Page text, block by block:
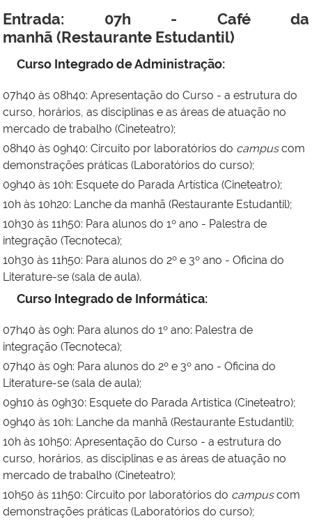
Entrada: 07h - Café da
manhã (Restaurante Estudantil)
Curso Integrado de Administração:
07h40 às 08h40: Apresentação do Curso - a estrutura do
curso, horários, as disciplinas e as áreas de atuação no
mercado de trabalho (Cineteatro);
08h40 às 09h40: Circuito por laboratórios do campuscom
demonstrações práticas (Laboratórios do curso);
09h40 às 10h: Esquete do Parada Artística (Cineteatro);
10h às 10h20: Lanche da manhã (Restaurante Estudantil);
10h30 às 11h50: Para alunos do 1º ano - Palestra de
integração (Tecnoteca);
10h30 às 11h50: Para alunos do 2º e 3º ano - Oficina do
Literature-se (sala de aula).
Curso Integrado de Informática:
07h40 às 09h: Para alunos do 1º ano: Palestra de
integração (Tecnoteca);
07h40 às 09h: Para alunos do 2º e 3º ano - Oficina do
Literature-se (sala de aula);
09h10 às 09h30: Esquete do Parada Artística (Cineteatro);
09h40 às 10h: Lanche da manhã (Restaurante Estudantil);
10h às 10h50: Apresentação do Curso - a estrutura do
curso, horários, as disciplinas e as áreas de atuação no
mercado de trabalho (Cineteatro);
10h50 às 11h50: Circuito por laboratórios do campuscom
demonstrações práticas (Laboratórios do curso);